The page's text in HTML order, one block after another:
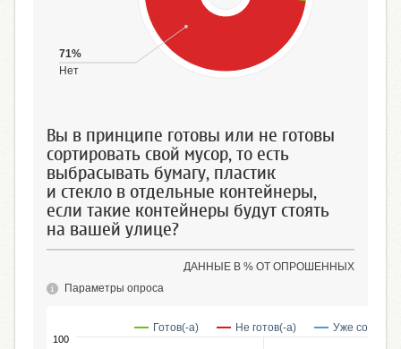
71%
Нет
Вы в принципе готовы или не готовы
сортировать свой мусор, то есть
выбрасывать бумагу, пластик
и стекло в отдельные контейнеры,
если такие контейнеры будут стоять
на вашей улице?
ДАННЫЕ В % ОТ ОПРОШЕННЫХ
Параметры опроса
Готов(-а) Не готов(-а) Уже
100